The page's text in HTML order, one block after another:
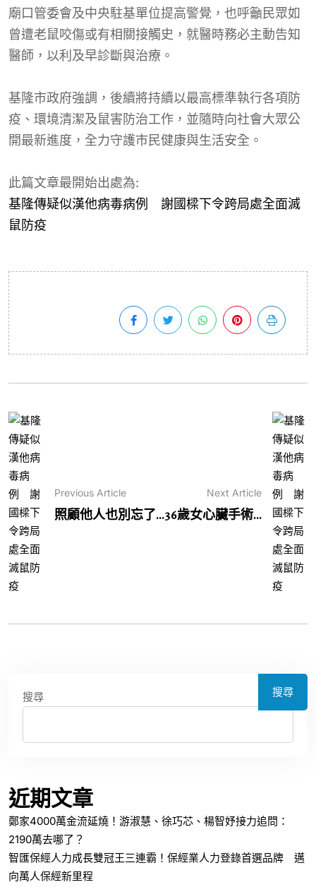
廟口管委會及中央駐基單位提高警覺，也呼籲民眾如
曾遭老鼠咬傷或有相關接觸史，就醫時務必主動告知
醫師，以利及早診斷與治療。
基隆市政府強調，後續將持續以最高標準執行各項防
疫、環境清潔及鼠害防治工作，並隨時向社會大眾公
開最新進度，全力守護市民健康與生活安全。
此篇文章最開始出處為:
基隆傳疑似漢他病毒病例 謝國樑下令跨局處全面滅
鼠防疫
Previous Article
照顧他人也別忘了...
Next Article
36歲女心臟手術...
搜尋 搜尋
近期文章
鄭家4000萬金流延燒！游淑慧、徐巧芯、楊智妤接力追問：
2190萬去哪了？
智匯保經人力成長雙冠王三連霸！保經業人力登錄首選品牌 邁
向萬人保經新里程